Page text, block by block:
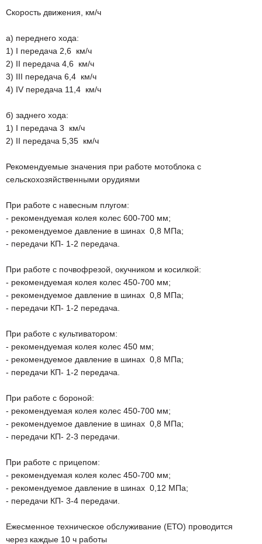
Скорость движения, км/ч
а) переднего хода:
1) I передача 2,6 км/ч
2) II передача 4,6 км/ч
3) III передача 6,4 км/ч
4) IV передача 11,4 км/ч
б) заднего хода:
1) I передача 3 км/ч
2) II передача 5,35 км/ч
Рекомендуемые значения при работе мотоблока с
сельскохозяйственными орудиями
При работе с навесным плугом:
- рекомендуемая колея колес 600-700 мм;
- рекомендуемое давление в шинах 0,8 МПа;
- передачи КП- 1-2 передача.
При работе с почвофрезой, окучником и косилкой:
- рекомендуемая колея колес 450-700 мм;
- рекомендуемое давление в шинах 0,8 МПа;
- передачи КП- 1-2 передача.
При работе с культиватором:
- рекомендуемая колея колес 450 мм;
- рекомендуемое давление в шинах 0,8 МПа;
- передачи КП- 1-2 передача.
При работе с бороной:
- рекомендуемая колея колес 450-700 мм;
- рекомендуемое давление в шинах 0,8 МПа;
- передачи КП- 2-3 передачи.
При работе с прицепом:
- рекомендуемая колея колес 450-700 мм;
- рекомендуемое давление в шинах 0,12 МПа;
- передачи КП- 3-4 передачи.
Ежесменное техническое обслуживание (ЕТО) проводится
через каждые 10 ч работы